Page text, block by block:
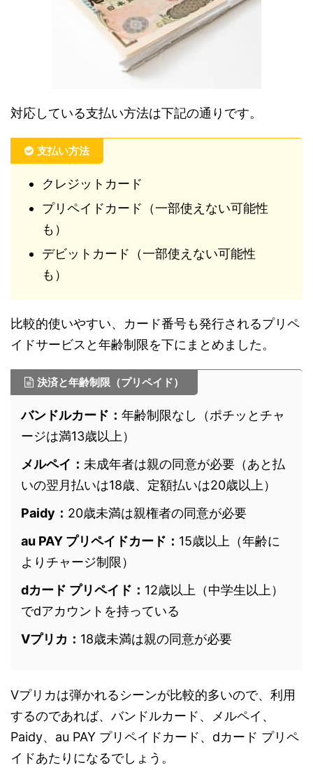
対応している支払い方法は下記の通りです。
支払い方法
クレジットカード
プリペイドカード（一部使えない可能性
も）
デビットカード（一部使えない可能性
も）
比較的使いやすい、カード番号も発行されるプリペ
イドサービスと年齢制限を下にまとめました。
決済と年齢制限（プリペイド）
バンドルカード： 年齢制限なし（ポチッとチャ
ージは満13歳以上）
メルペイ： 未成年者は親の同意が必要（あと払
いの翌月払いは18歳、定額払いは20歳以上）
Paidy： 20歳未満は親権者の同意が必要
au PAY プリペイドカード： 15歳以上（年齢に
よりチャージ制限）
dカード プリペイド： 12歳以上（中学生以上）
でdアカウントを持っている
Vプリカ： 18歳未満は親の同意が必要
Vプリカは弾かれるシーンが比較的多いので、利用
するのであれば、バンドルカード、メルペイ、
Paidy、au PAY プリペイドカード、dカード プリペ
イドあたりになるでしょう。